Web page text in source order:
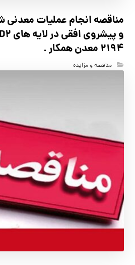
مناقصه انجام عملیات
2194 معدن همکار .
مناقصه و مزایده